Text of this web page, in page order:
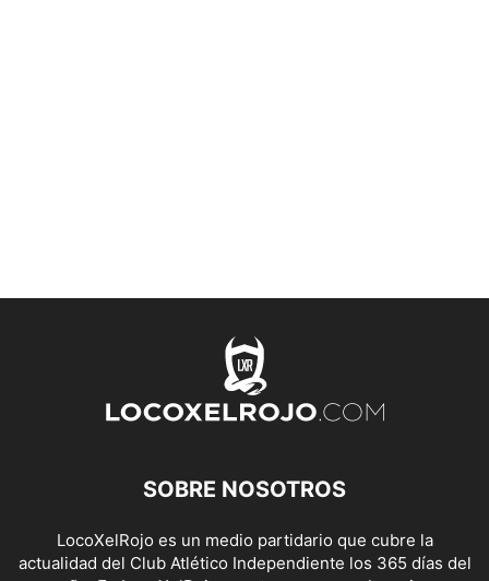
SOBRE NOSOTROS
LocoXelRojo es un medio partidario que cubre la
actualidad del Club Atlético Independiente los 365 días del